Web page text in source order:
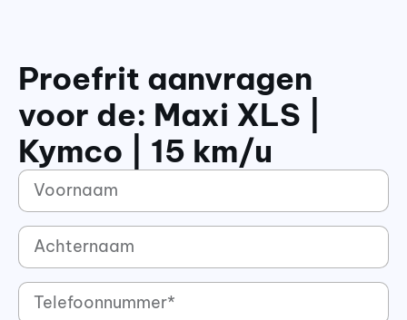
Proefrit aanvragen
voor de: Maxi XLS |
Kymco | 15 km/u